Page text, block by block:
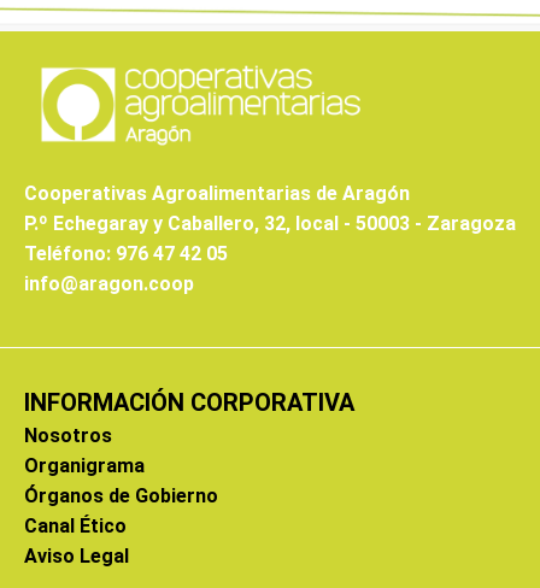
Cooperativas Agroalimentarias de Aragón
P.º Echegaray y Caballero, 32, local - 50003 - Zaragoza
Teléfono: 976 47 42 05
info@aragon.coop
INFORMACIÓN CORPORATIVA
Nosotros
Organigrama
Órganos de Gobierno
Canal Ético
Aviso Legal